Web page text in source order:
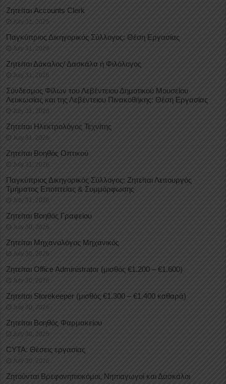
Ζητείται Accounts Clerk
July 31, 2026
Παγκύπριος Δικηγορικός Σύλλογος: Θέση Εργασίας
July 31, 2026
Ζητείται Δάκαλος/ Δασκάλα ή Φιλόλογος
July 31, 2026
Σύνδεσμος Φίλων του Λεβέντειου Δημοτικού Μουσείου
Λευκωσίας και της Λεβέντειου Πινακοθήκης: Θέση Εργασίας
July 31, 2026
Ζητείται Ηλεκτρολόγος Τεχνίτης
July 31, 2026
Ζητείται Βοηθός Οπτικού
July 31, 2026
Παγκύπριος Δικηγορικός Σύλλογος: Ζητείται Λειτουργός
Τμήματος Εποπτείας & Συμμόρφωσης
July 31, 2026
Ζητείται Βοηθός Γραφείου
July 30, 2026
Ζητείται Μηχανολόγος Μηχανικός
July 30, 2026
Ζητείται Office Administrator (μισθός €1.200 – €1.600)
July 30, 2026
Ζητείται Storekeeper (μισθός €1.300 – €1.400 καθαρά)
July 30, 2026
Ζητείται Βοηθός Φαρμακείου
July 30, 2026
CYTA: Θέσεις εργασίας
July 30, 2026
Ζητούνται Βρεφονηπιοκόμοι, Νηπιαγωγοί και Δασκάλοι